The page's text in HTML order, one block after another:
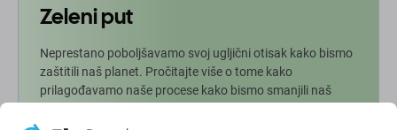
Zeleni put
Neprestano poboljšavamo svoj ugljični otisak kako bismo
zaštitili naš planet. Pročitajte više o tome kako
prilagođavamo naše procese kako bismo smanjili naš